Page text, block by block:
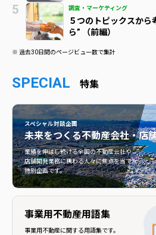
調査・マーケティング
５つのトピックスから
ら” （前編）
※ 過去30日間のページビュー数で集計
SPECIAL 特集
スペシャル対談企画
未来をつくる不動産会社・店
業績を伸ばし続ける全国の不動産会社や
店舗開発業務に携わる人々に焦点を当てた
特別企画です。
不動産会社・店舗開発の最前線">
事業用不動産用語集
事業用不動産に関する用語集です。